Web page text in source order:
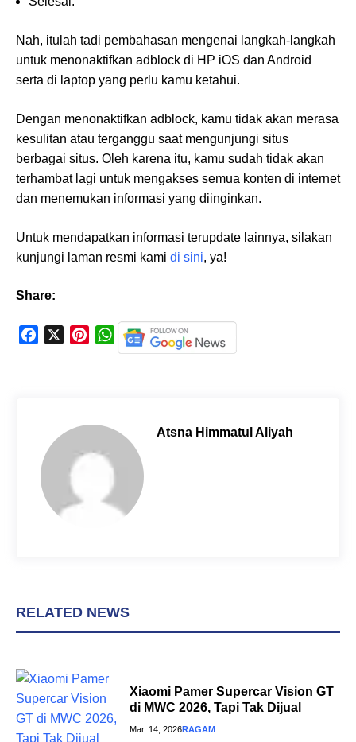
Nah, itulah tadi pembahasan mengenai langkah-langkah
untuk menonaktifkan adblock di HP iOS dan Android
serta di laptop yang perlu kamu ketahui.
Dengan menonaktifkan adblock, kamu tidak akan merasa
kesulitan atau terganggu saat mengunjungi situs
berbagai situs. Oleh karena itu, kamu sudah tidak akan
terhambat lagi untuk mengakses semua konten di internet
dan menemukan informasi yang diinginkan.
Untuk mendapatkan informasi terupdate lainnya, silakan
kunjungi laman resmi kami di sini, ya!
Share:
k
e
W
h
A
Atsna Himmatul Aliyah
RELATED NEWS
Xiaomi Pamer Supercar Vision GT
di MWC 2026, Tapi Tak Dijual
Mar. 14, 2026RAGAM